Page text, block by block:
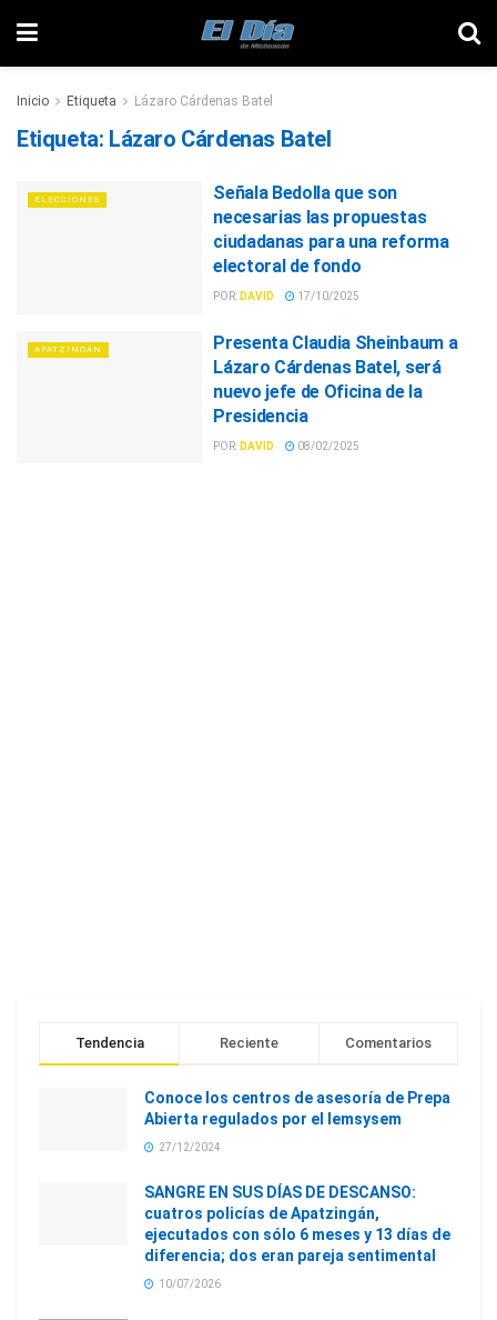
Inicio Etiqueta Lázaro Cárdenas Batel
Etiqueta: Lázaro Cárdenas Batel
ELECCIONES
Señala Bedolla que son
necesarias las propuestas
ciudadanas para una reforma
electoral de fondo
POR: DAVID 17/10/2025
APATZINGÁN
Presenta Claudia Sheinbaum a
Lázaro Cárdenas Batel, será
nuevo jefe de Oficina de la
Presidencia
POR: DAVID 08/02/2025
Tendencia Reciente Comentarios
Conoce los centros de asesoría de Prepa
Abierta regulados por el Iemsysem
27/12/2024
SANGRE EN SUS DÍAS DE DESCANSO:
cuatros policías de Apatzingán,
ejecutados con sólo 6 meses y 13 días de
diferencia; dos eran pareja sentimental
10/07/2026